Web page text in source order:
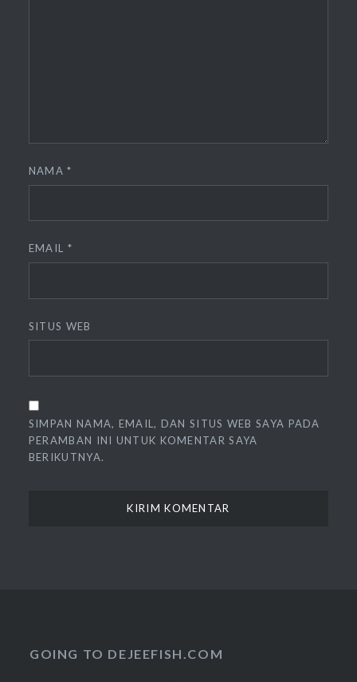
NAMA*
EMAIL *
SITUS WEB
SIMPAN NAMA, EMAIL, DAN SITUS WEB SAYA PADA
PERAMBAN INI UNTUK KOMENTAR SAYA
BERIKUTNYA.
GOING TO DEJEEFISH.COM